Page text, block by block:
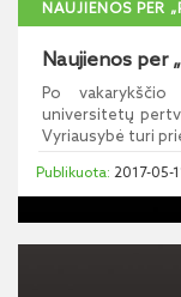
NAUJIENOS PER
Naujienos per
Po vakarykščio
universitetų
Vyriausybė turi
2017-05-